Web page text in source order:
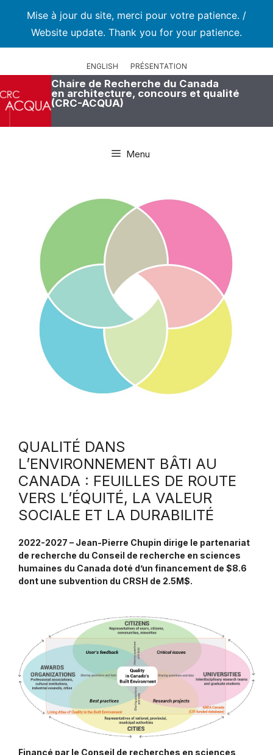
Mise à jour du site, merci pour votre patience. /
Website update. Thank you for your patience.
ENGLISH PRÉSENTATION
Chaire de Recherche du Canada
en architecture, concours et qualité
(CRC-ACQUA)
Menu
QUALITÉ DANS
L’ENVIRONNEMENT BÂTI AU
CANADA : FEUILLES DE ROUTE
VERS L’ÉQUITÉ, LA VALEUR
SOCIALE ET LA DURABILITÉ
2022-2027 – Jean-Pierre Chupin dirige le partenariat
de recherche du Conseil de recherche en sciences
humaines du Canada doté d’un financement de $8.6
dont une subvention du CRSH de 2.5M$.
Financé par le Conseil de recherches en sciences